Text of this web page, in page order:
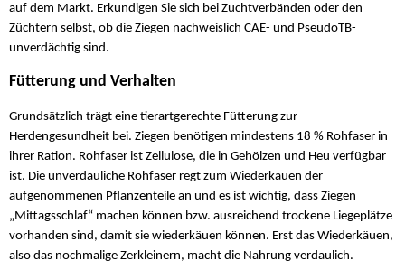
auf dem Markt. Erkundigen Sie sich bei Zuchtverbänden oder den
Züchtern selbst, ob die Ziegen nachweislich CAE- und PseudoTB-
unverdächtig sind.
Fütterung und Verhalten
Grundsätzlich trägt eine tierartgerechte Fütterung zur
Herdengesundheit bei. Ziegen benötigen mindestens 18 % Rohfaser in
ihrer Ration. Rohfaser ist Zellulose, die in Gehölzen und Heu verfügbar
ist. Die unverdauliche Rohfaser regt zum Wiederkäuen der
aufgenommenen Pflanzenteile an und es ist wichtig, dass Ziegen
„Mittagsschlaf“ machen können bzw. ausreichend trockene Liegeplätze
vorhanden sind, damit sie wiederkäuen können. Erst das Wiederkäuen,
also das nochmalige Zerkleinern, macht die Nahrung verdaulich.